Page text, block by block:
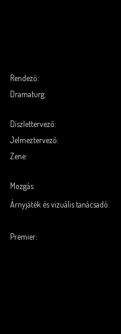
Rendező:
Dramaturg:
Díszlettervező:
Jelmeztervező:
Zene:
Mozgás:
Árnyjáték és vizuális tanácsadó:
Premier: